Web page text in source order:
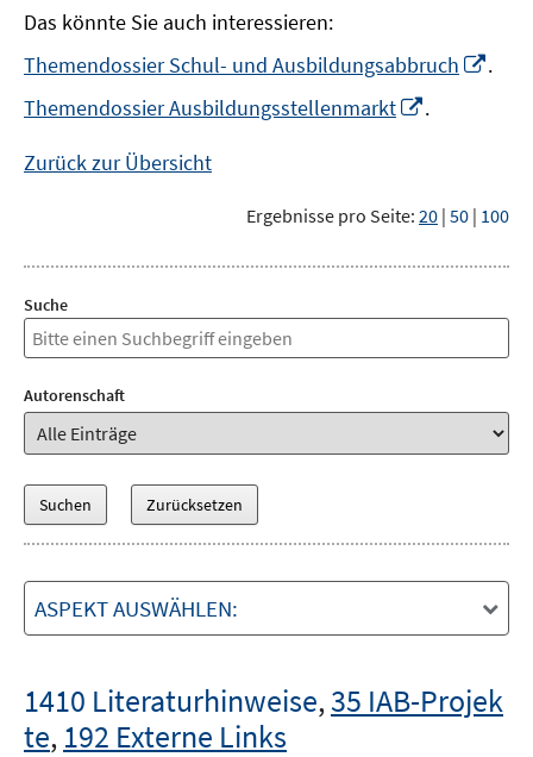
Das könnte Sie auch interessieren:
Themendossier Schul- und Ausbildungsabbruch
.
Themendossier Ausbildungsstellenmarkt
.
Zurück zur Übersicht
Ergebnisse pro Seite: 20 | 50 | 100
Suche
Autorenschaft
ASPEKT AUSWÄHLEN:
1410 Literaturhinweise,35 IAB-Projek
te, 192 Externe Links